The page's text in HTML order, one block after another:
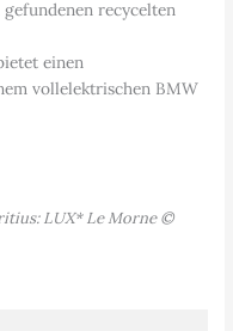
recycelten
einen
vollelektrischen BMW
LUX* Le Morne ©